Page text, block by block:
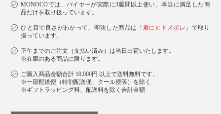
MONOCOでは、バイヤーが実際に3週間以上使い、本当に満足した商
品だけを取り扱っています。
ひと目で良さがわかって、即決した商品は「君にヒトメボレ 」で取り
扱っています。
正午までのご注文（支払い済み）は当日出荷いたします。
※在庫のある商品に限ります。
ご購入商品金額合計 10,000円 以上で送料無料です。
※一部配送便（特別配送便、クール便等）を除く
※ギフトラッピング料、配送料を除く合計金額